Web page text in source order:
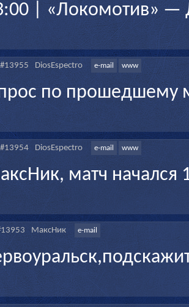
| «Локомотив»
#13955 DiosEspectro e-mail www
по прошедшему
#13954 DiosEspectro e-mail www
матч начался
МаксНик e-mail